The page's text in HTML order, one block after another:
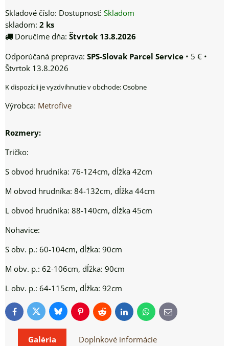
Skladové číslo: Dostupnosť: Skladom
skladom: 2 ks
Doručíme dňa: Štvrtok 13.8.2026
SPS-Slovak Parcel Service • 5 € •
Štvrtok 13.8.2026
Osobne
Výrobca: Metrofive
Rozmery:
Tričko:
S obvod hrudníka: 76-124cm, dĺžka 42cm
M obvod hrudníka: 84-132cm, dĺžka 44cm
L obvod hrudníka: 88-140cm, dĺžka 45cm
Nohavice:
S obv. p.: 60-104cm, dĺžka: 90cm
M obv. p.: 62-106cm, dĺžka: 90cm
L obv. p.: 64-115cm, dĺžka: 92cm
FacebookTwitterBlueskyPinterestReddit LinkedInWhatsApp
E-
mail
Galéria Doplnkové informácie